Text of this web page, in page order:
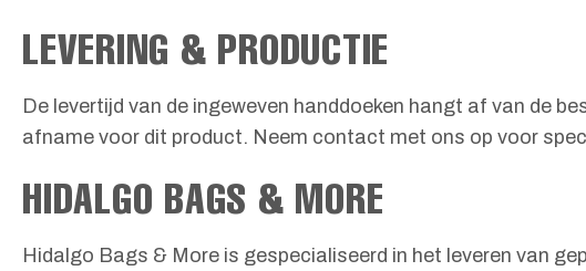
LEVERING & PRODUCTIE
De levertijd van de ingeweven handdoeken hangt af van de
afname voor dit product. Neem contact met ons op voor
HIDALGO BAGS & MORE
Hidalgo Bags & More is gespecialiseerd in het leveren van